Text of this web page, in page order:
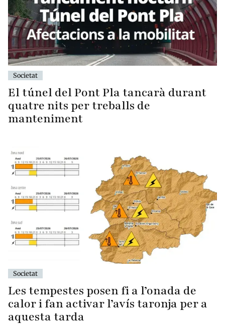
Societat
El túnel del Pont Pla tancarà durant
quatre nits per treballs de
manteniment
Societat
Les tempestes posen fi a l’onada de
calor i fan activar l’avís taronja per a
aquesta tarda